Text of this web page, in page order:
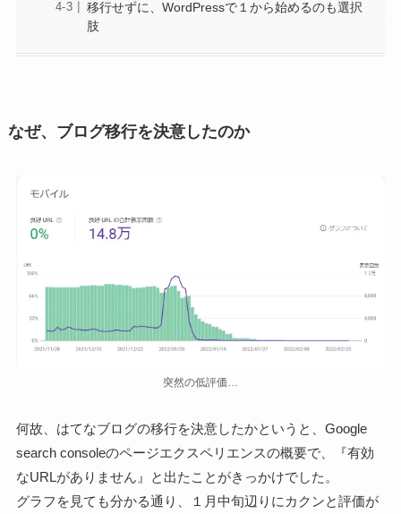
移行せずに、WordPressで１から始めるのも選択
肢
なぜ、ブログ移行を決意したのか
突然の低評価…
何故、はてなブログの移行を決意したかというと、Google
search consoleのページエクスペリエンスの概要で、『有効
なURLがありません』と出たことがきっかけでした。
グラフを見ても分かる通り、１月中旬辺りにカクンと評価が